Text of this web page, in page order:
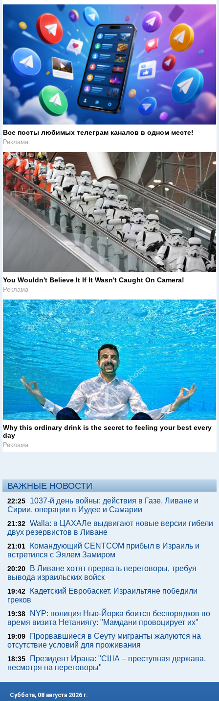
Все посты любимых телеграм каналов в одном месте!
Реклама
You Wouldn't Believe It If It Wasn't Caught On Camera!
Реклама
Why this ordinary drink is the secret to feeling your best every
day
Реклама
ВАЖНЫЕ НОВОСТИ
22:25
1037-й день войны: действия в Газе, Ливане и
Сирии, операции в Иудее и Самарии
21:32 Walla: в ЦАХАЛе выдвигают новые версии гибели
двух резервистов в Ливане
21:01
Командующий CENTCOM прибыл в Израиль и
встретился с Эялем Замиром
20:20
В Ливане хотят прервать переговоры, требуя
вывода израильских войск
19:42
Кадетский Евробаскет. Израильтяне победили
греков
19:38
NYP: полиция Нью-Йорка боится беспорядков во
время визита Нетаниягу: "Мамдани провоцирует их"
19:09
Прорвавшиеся в Сеуту мигранты жалуются на
отсутствие условий для проживания
18:35
Президент Ирана: "США – преступная держава,
несмотря на переговоры"
Суббота, 08 августа 2026 г.